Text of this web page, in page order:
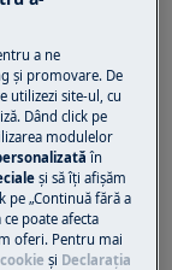
extinde
este
rufe.
încărcătură
estimată
a ne
și promovare. De
utilizezi site-ul, cu
Dând click pe
modulelor
în
și să îţi afișăm
pe „Continuă fără a
ce poate afecta
oferi. Pentru mai
și Declaraţia